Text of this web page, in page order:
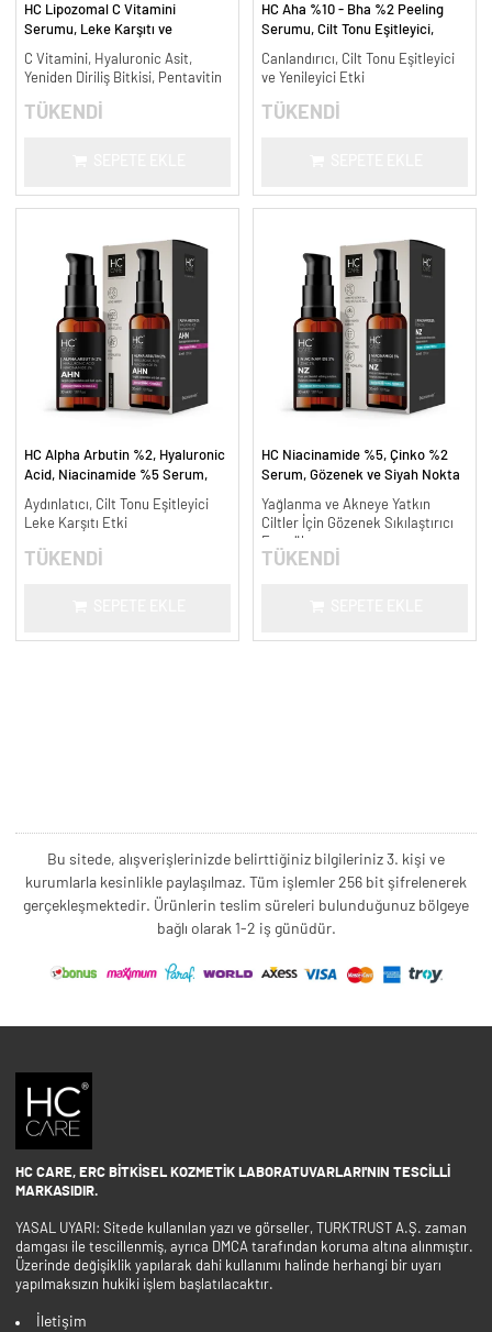
HC Lipozomal C Vitamini
Serumu, Leke Karşıtı ve
C Vitamini, Hyaluronic Asit,
Yeniden Diriliş Bitkisi, Pentavitin
TÜKENDİ
HC Aha %10 - Bha %2 Peeling
Serumu, Cilt Tonu Eşitleyici,
Canlandırıcı, Cilt Tonu Eşitleyici
ve Yenileyici Etki
TÜKENDİ
HC Alpha Arbutin %2, Hyaluronic
Acid, Niacinamide %5 Serum,
ml.
Aydınlatıcı, Cilt Tonu Eşitleyici
Leke Karşıtı Etki
TÜKENDİ
HC Niacinamide %5, Çinko %2
Serum, Gözenek ve Siyah Nokta
30 ml.
Yağlanma ve Akneye Yatkın
Ciltler İçin Gözenek Sıkılaştırıcı
Formül
TÜKENDİ
Bu sitede, alışverişlerinizde belirttiğiniz bilgileriniz 3. kişi ve
kurumlarla kesinlikle paylaşılmaz. Tüm işlemler 256 bit şifrelenerek
gerçekleşmektedir. Ürünlerin teslim süreleri bulunduğunuz bölgeye
bağlı olarak 1-2 iş günüdür.
HC CARE, ERC BITKISEL KOZMETIK LABORATUVARLARI'NIN TESCILLI
MARKASIDIR.
YASAL UYARI: Sitede kullanılan yazı ve görseller, TURKTRUST A.Ş. zaman
damgası ile tescillenmiş, ayrıca DMCA tarafından koruma altına alınmıştır.
Üzerinde değişiklik yapılarak dahi kullanımı halinde herhangi bir uyarı
yapılmaksızın hukiki işlem başlatılacaktır.
İletişim